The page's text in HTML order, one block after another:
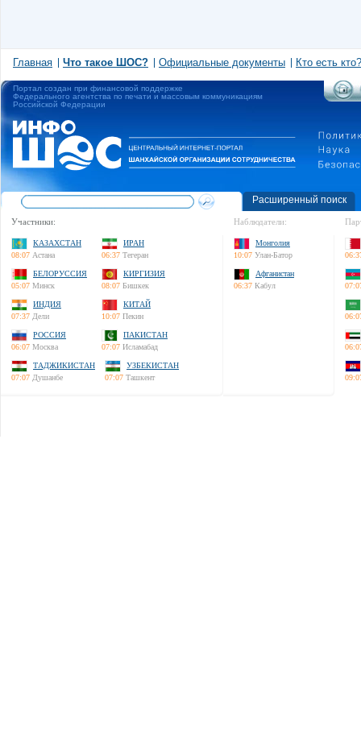
Главная Что такое ШОС? Официальные документы Кто есть кто?
Портал создан при финансовой поддержке
Федерального агентства по печати и массовым коммуникациям
Российской Федерации
Расширенный поиск
Участники:
КАЗАХСТАН
08:07 Астана
ИРАН
06:37 Тегеран
БЕЛОРУССИЯ
05:07 Минск
КИРГИЗИЯ
08:07 Бишкек
ИНДИЯ
07:37 Дели
КИТАЙ
10:07 Пекин
РОССИЯ
06:07 Москва
ПАКИСТАН
07:07 Исламабад
ТАДЖИКИСТАН
07:07 Душанбе
УЗБЕКИСТАН
07:07 Ташкент
Наблюдатели:
Монголия
10:07 Улан-Батор
Афганистан
06:37 Кабул